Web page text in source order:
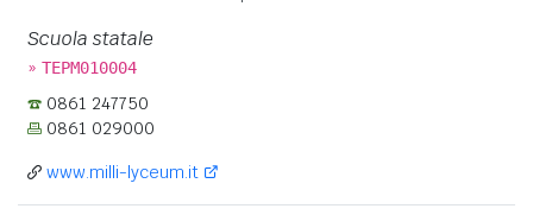
Scuola statale
» TEPM010004
0861 247750
0861 029000
www.milli-lyceum.it